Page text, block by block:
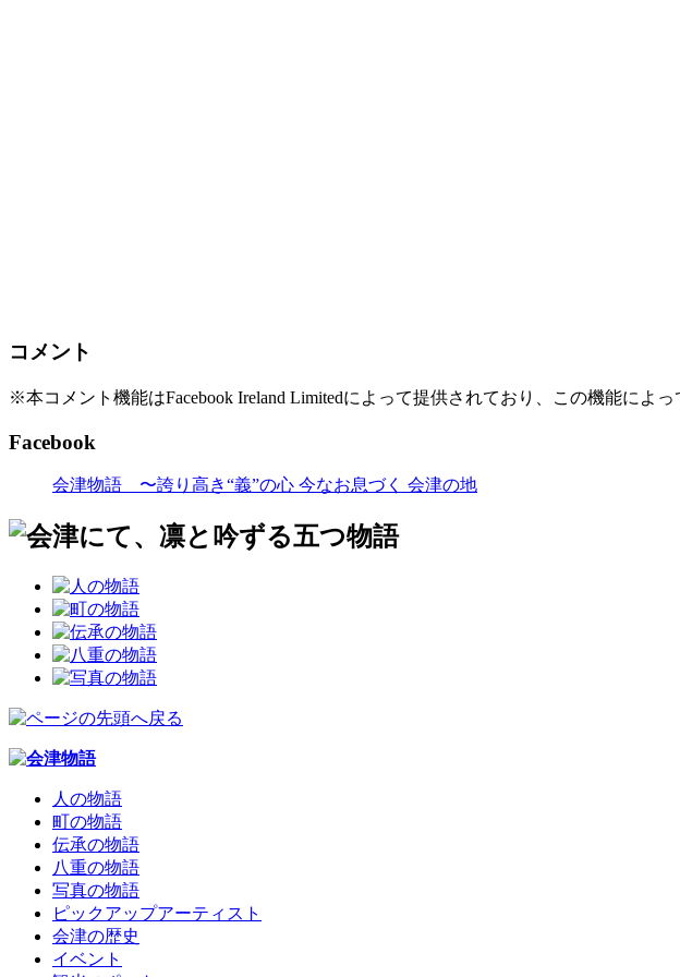
コメント
※本コメント機能はFacebook Ireland Limitedによって提供されており、この機能によ
Facebook
会津物語 〜誇り高き“義”の心 今なお息づく 会津の地
人の物語
町の物語
伝承の物語
八重の物語
写真の物語
ピックアップアーティスト
会津の歴史
イベント